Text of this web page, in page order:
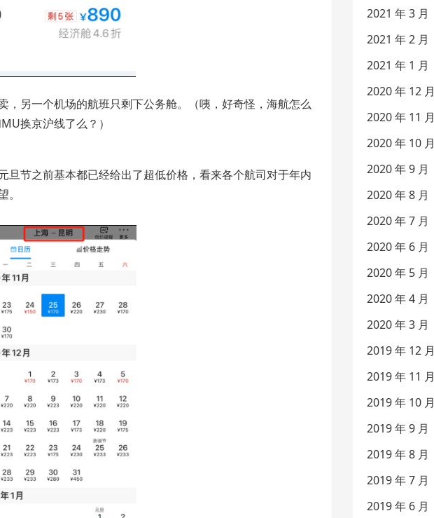
，另一个机场的航班只剩下公务舱。（咦，好奇怪，海航怎么
换京沪线了么？）
旦节之前基本都已经给出了超低价格，看来各个航司对于年内
2021 年 3 月
2021 年 2 月
2021 年 1 月
2020 年 12 月
2020 年 11 月
2020 年 10 月
2020 年 9 月
2020 年 8 月
2020 年 7 月
2020 年 6 月
2020 年 5 月
2020 年 4 月
2020 年 3 月
2019 年 12 月
2019 年 11 月
2019 年 10 月
2019 年 9 月
2019 年 8 月
2019 年 7 月
2019 年 6 月